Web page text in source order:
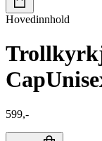
Hovedinnhold
Cap
599,-